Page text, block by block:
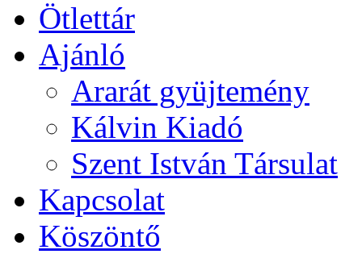
Ötlettár
Ajánló
Ararát gyüjtemény
Kálvin Kiadó
Szent István Társulat
Kapcsolat
Köszöntő